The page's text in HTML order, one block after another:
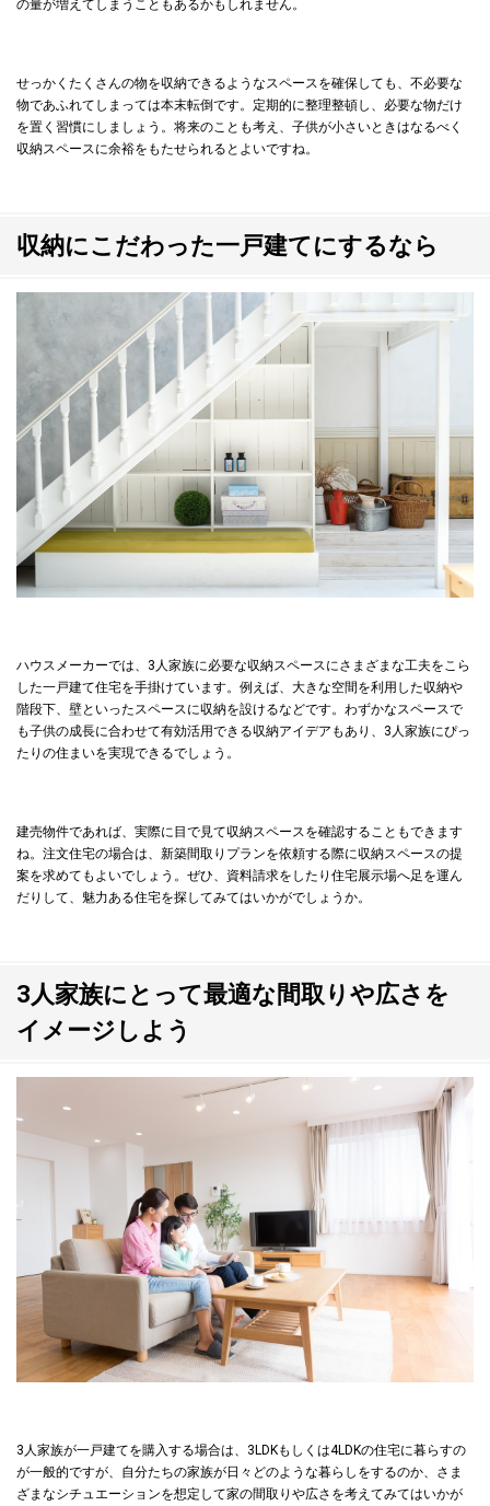
の量が増えてしまうこともあるかもしれません。
せっかくたくさんの物を収納できるようなスペースを確保しても、不必要な
物であふれてしまっては本末転倒です。定期的に整理整頓し、必要な物だけ
を置く習慣にしましょう。将来のことも考え、子供が小さいときはなるべく
収納スペースに余裕をもたせられるとよいですね。
収納にこだわった一戸建てにするなら
ハウスメーカーでは、3人家族に必要な収納スペースにさまざまな工夫をこら
した一戸建て住宅を手掛けています。例えば、大きな空間を利用した収納や
階段下、壁といったスペースに収納を設けるなどです。わずかなスペースで
も子供の成長に合わせて有効活用できる収納アイデアもあり、3人家族にぴっ
たりの住まいを実現できるでしょう。
建売物件であれば、実際に目で見て収納スペースを確認することもできます
ね。注文住宅の場合は、新築間取りプランを依頼する際に収納スペースの提
案を求めてもよいでしょう。ぜひ、資料請求をしたり住宅展示場へ足を運ん
だりして、魅力ある住宅を探してみてはいかがでしょうか。
3人家族にとって最適な間取りや広さを
イメージしよう
3人家族が一戸建てを購入する場合は、3LDKもしくは4LDKの住宅に暮らすの
が一般的ですが、自分たちの家族が日々どのような暮らしをするのか、さま
ざまなシチュエーションを想定して家の間取りや広さを考えてみてはいかが